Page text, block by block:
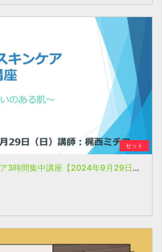
セット
🎥高齢者へのスキンケア3時間集中講座【2024年9月29日開催(収録)】